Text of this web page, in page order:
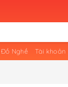
Đồ Nghề Tài khoản